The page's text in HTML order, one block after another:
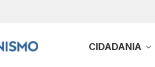
CIDADANIA